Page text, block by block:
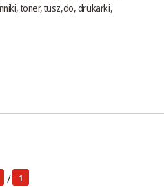
toner, tusz,do, drukarki,
/ 1